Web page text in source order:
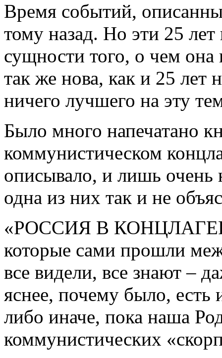
Время событий,
тому назад. Но эти 25
сущности того, о чем она
так же нова, как и 25 лет
ничего лучшего на эту
Было много напечатано
коммунистическом
описывало, и лишь
одна из них так и не
«РОССИЯ В
которые сами прошли
все видели, все знают –
яснее, почему было, есть
либо иначе, пока наша
коммунистических